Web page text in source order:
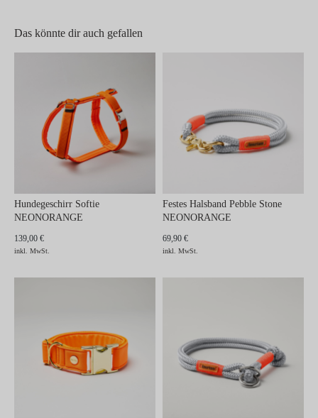
Das könnte dir auch gefallen
Hundegeschirr Softie
NEONORANGE
139,00 €
inkl. MwSt.
Festes Halsband Pebble Stone
NEONORANGE
69,90 €
inkl. MwSt.